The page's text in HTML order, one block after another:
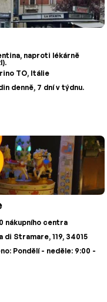
naproti lékárně
TO, Itálie
denně, 7 dní v týdnu.
nákupního centra
Stramare, 119, 34015
Pondělí - neděle: 9:00 -